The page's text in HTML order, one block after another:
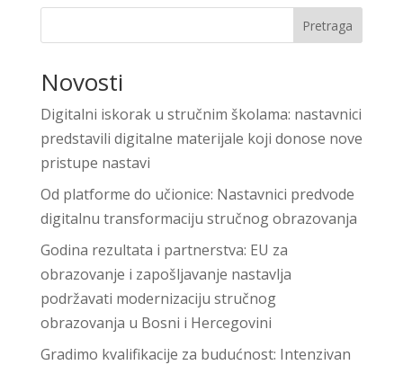
Pretraga
Novosti
Digitalni iskorak u stručnim školama: nastavnici
predstavili digitalne materijale koji donose nove
pristupe nastavi
Od platforme do učionice: Nastavnici predvode
digitalnu transformaciju stručnog obrazovanja
Godina rezultata i partnerstva: EU za
obrazovanje i zapošljavanje nastavlja
podržavati modernizaciju stručnog
obrazovanja u Bosni i Hercegovini
Gradimo kvalifikacije za budućnost: Intenzivan